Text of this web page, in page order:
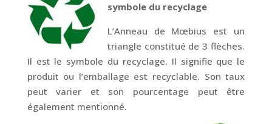
symbole du recyclage
L’Anneau de Mœbius est un
triangle constitué de 3 flèches.
Il est le symbole du recyclage. Il signifie que le
produit ou l’emballage est recyclable. Son taux
peut varier et son pourcentage peut être
également mentionné.